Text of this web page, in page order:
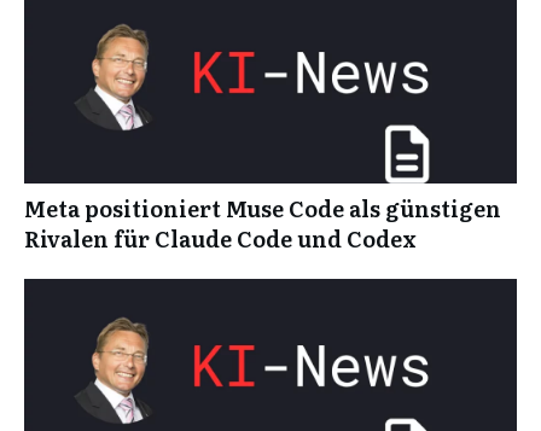
Meta positioniert Muse Code als günstigen
Rivalen für Claude Code und Codex